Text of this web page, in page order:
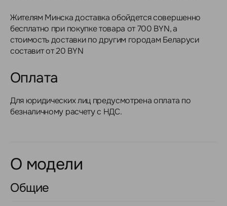
Жителям Минска доставка обойдется совершенно
бесплатно при покупке товара от 700 BYN, а
стоимость доставки по другим городам Беларуси
составит от 20 BYN
Оплата
Для юридических лиц предусмотрена оплата по
безналичному расчету с НДС.
О модели
Общие